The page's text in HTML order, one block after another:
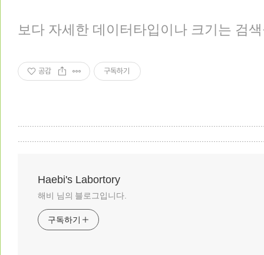
보다 자세한 데이터타입이나 크기는 검
공감 구독하기
Haebi's Labortory
해비 님의 블로그입니다.
구독하기